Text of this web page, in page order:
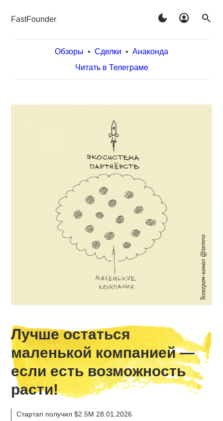
FastFounder dark_mode account_circle search
Обзоры • Сделки • Анаконда
Читать в Телеграме
Лучше остаться
маленькой компанией —
если есть возможность
расти!
Стартап получил $2.5M 28.01.2026